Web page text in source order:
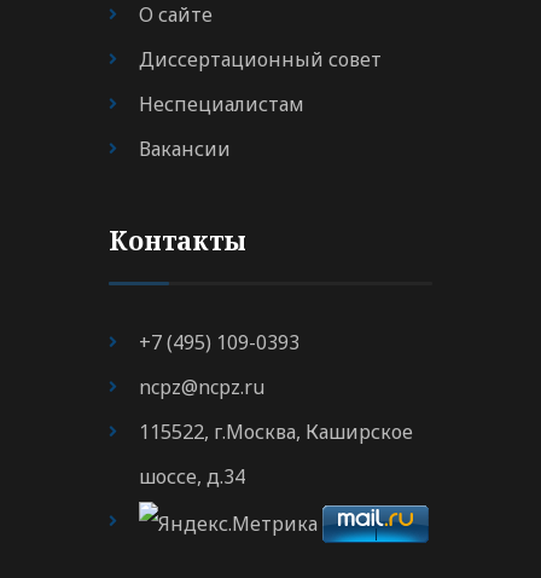
О сайте
Диссертационный совет
Неспециалистам
Вакансии
Контакты
+7 (495) 109-0393
ncpz@ncpz.ru
115522, г.Москва, Каширское
шоссе, д.34